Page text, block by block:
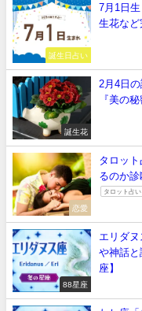
誕生日占い
7月1日
生花など
誕生花
2月4日
『美の
恋愛
タロッ
るのか診
タロット占い
88星座
エリダ
や神話と
座】